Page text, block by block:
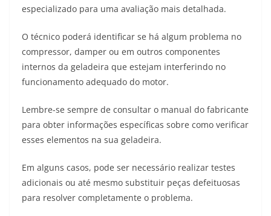
especializado para uma avaliação mais detalhada.
O técnico poderá identificar se há algum problema no
compressor, damper ou em outros componentes
internos da geladeira que estejam interferindo no
funcionamento adequado do motor.
Lembre-se sempre de consultar o manual do fabricante
para obter informações específicas sobre como verificar
esses elementos na sua geladeira.
Em alguns casos, pode ser necessário realizar testes
adicionais ou até mesmo substituir peças defeituosas
para resolver completamente o problema.